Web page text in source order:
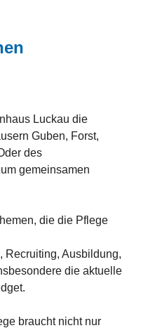
Luckau die
Guben, Forst,
des
gemeinsamen
die die Pflege
Recruiting, Ausbildung,
die aktuelle
braucht nicht nur